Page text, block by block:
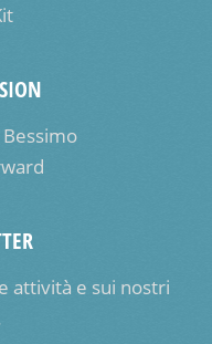
attività e sui nostri